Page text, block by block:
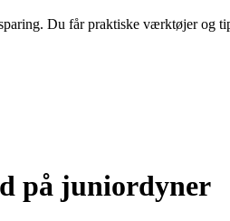
Du får praktiske værktøjer og
på juniordyner